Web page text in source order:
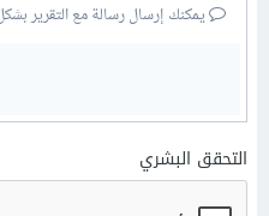
يمكنك إرسال رسالة مع التقرير
التحقق البشري